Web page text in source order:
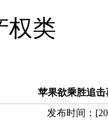
权类
苹果欲乘胜追
发布时间： [